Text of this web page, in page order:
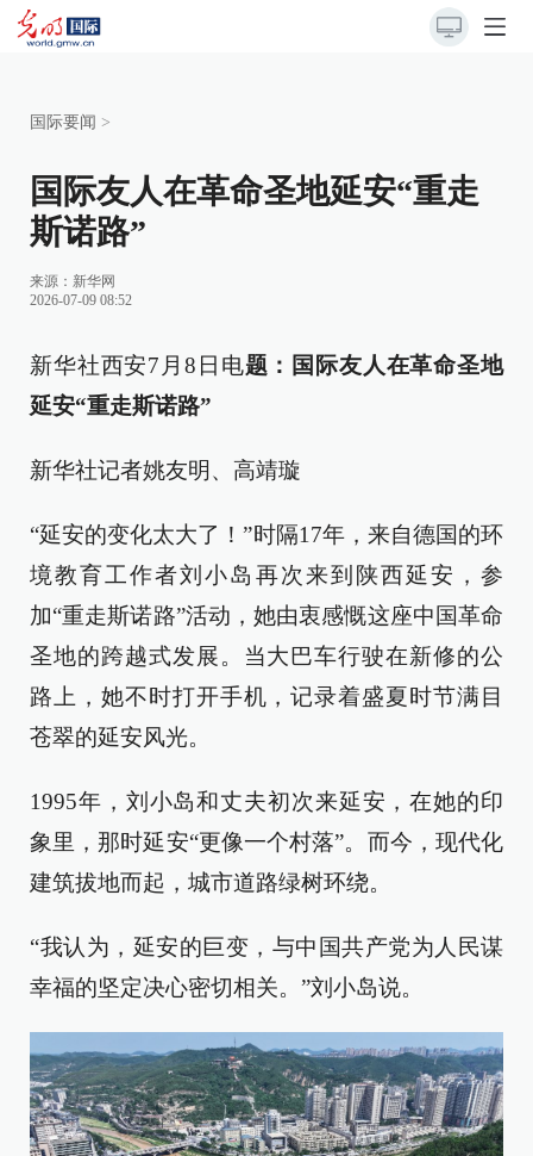
国际要闻 >
国际友人在革命圣地延安“重走
斯诺路”
来源： 新华网
2026-07-09 08:52
新华社西安7月8日电题：国际友人在革命圣地
延安“重走斯诺路”
新华社记者姚友明、高靖璇
“延安的变化太大了！”时隔17年，来自德国的环
境教育工作者刘小岛再次来到陕西延安，参
加“重走斯诺路”活动，她由衷感慨这座中国革命
圣地的跨越式发展。当大巴车行驶在新修的公
路上，她不时打开手机，记录着盛夏时节满目
苍翠的延安风光。
1995年，刘小岛和丈夫初次来延安，在她的印
象里，那时延安“更像一个村落”。而今，现代化
建筑拔地而起，城市道路绿树环绕。
“我认为，延安的巨变，与中国共产党为人民谋
幸福的坚定决心密切相关。”刘小岛说。